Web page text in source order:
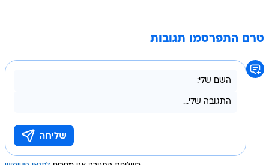
טרם התפרסמו תגובות